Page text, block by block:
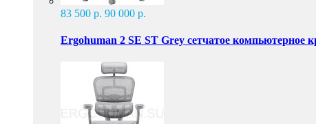
83 500 р. 90 000 р.
Ergohuman 2 SE ST Grey сетчатое компьютерное